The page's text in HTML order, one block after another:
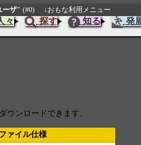
ーザ" (#0) ↓おもな利用メニュー
々 探す 知る 発
ウンロードできます。
ァイル仕様